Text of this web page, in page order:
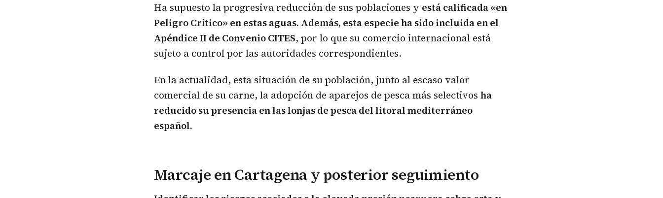
Ha supuesto la progresiva reducción de sus poblaciones y está calificada «en
Peligro Crítico» en estas aguas. Además, esta especie ha sido incluida en el
Apéndice II de Convenio CITES, por lo que su comercio internacional está
sujeto a control por las autoridades correspondientes.
En la actualidad, esta situación de su población, junto al escaso valor
comercial de su carne, la adopción de aparejos de pesca más selectivos ha
reducido su presencia en las lonjas de pesca del litoral mediterráneo
español.
Marcaje en Cartagena y posterior seguimiento